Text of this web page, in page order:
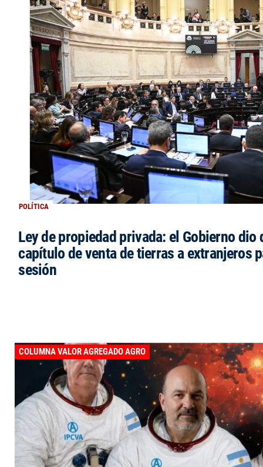
POLÍTICA
Ley de propiedad privada: el Gobierno dio
capítulo de venta de tierras a extranjeros
sesión
COLUMNA VALOR AGREGADO AGRO